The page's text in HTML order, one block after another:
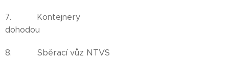
7. Kontejnery
dohodou
8. Sběrací vůz NTVS